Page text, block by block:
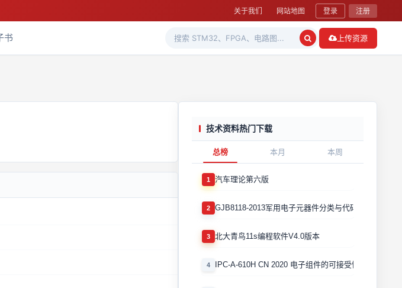
关于我们 网站地图 登录 注册
书 上传资源
技术资料热门下载
总榜 本月 本周
1 汽车理论第六版
2 GJB8118-2013军用电子元器件分类与代码
3 北大青鸟11s编程软件V4.0版本
4 IPC-A-610H CN 2020 电子组件的可接受性国际验收标